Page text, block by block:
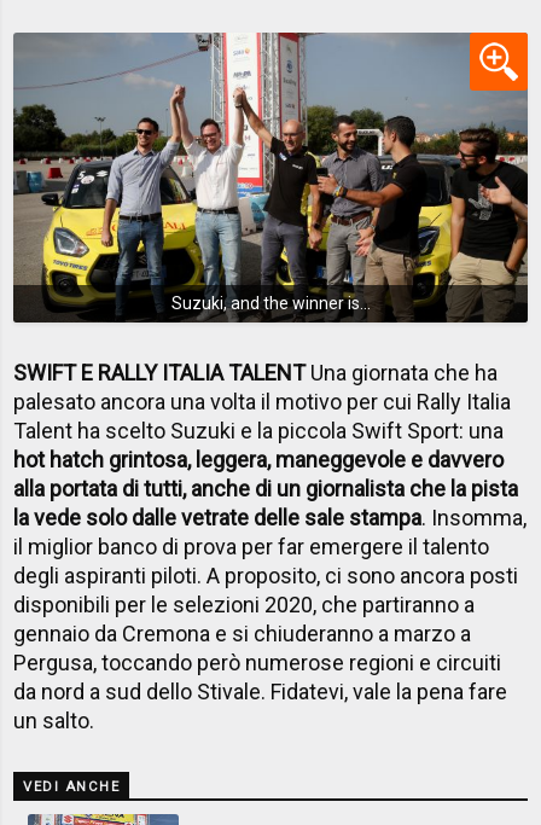
Suzuki, and the winner is...
SWIFT E RALLY ITALIA TALENTUna giornata che ha
palesato ancora una volta il motivo per cui Rally Italia
Talent ha scelto Suzuki e la piccola Swift Sport: una
hot hatch grintosa, leggera, maneggevole e davvero
alla portata di tutti, anche di un giornalista che la pista
la vede solo dalle vetrate delle sale stampa. Insomma,
il miglior banco di prova per far emergere il talento
degli aspiranti piloti. A proposito, ci sono ancora posti
disponibili per le selezioni 2020, che partiranno a
gennaio da Cremona e si chiuderanno a marzo a
Pergusa, toccando però numerose regioni e circuiti
da nord a sud dello Stivale. Fidatevi, vale la pena fare
un salto.
VEDI ANCHE